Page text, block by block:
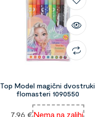
Top Model magični dvostruki
flomasteri 1090550
7,96 €Nema na zalihi